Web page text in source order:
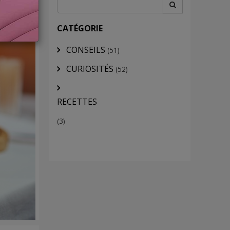
CATÉGORIE
CONSEILS (51)
CURIOSITÉS (52)
RECETTES
(3)